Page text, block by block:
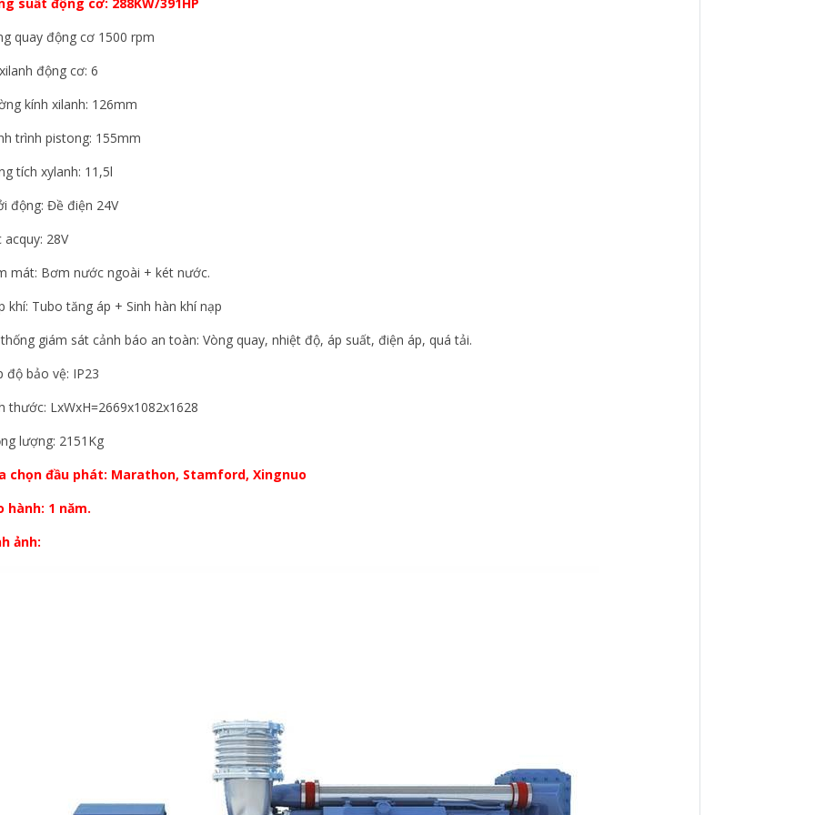
quay động cơ 1500 rpm
động cơ: 6
kính xilanh: 126mm
trình pistong: 155mm
tích xylanh: 11,5l
động: Đề điện 24V
acquy: 28V
mát: Bơm nước ngoài + két nước.
khí: Tubo tăng áp + Sinh hàn khí nạp
giám sát cảnh báo an toàn: Vòng quay, nhiệt độ, áp suất, điện áp, quá tải.
độ bảo vệ: IP23
thước: LxWxH=2669x1082x1628
lượng: 2151Kg
chọn đầu phát: Marathon, Stamford, Xingnuo
hành: 1 năm.
ảnh: